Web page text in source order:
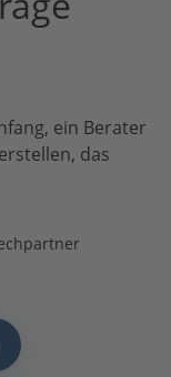
ein Berater
das